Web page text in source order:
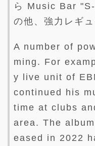
ら Music Bar "S-
の他、強力レギ
A number of
ming. For
y live unit of
continued his
time at clubs
area. The
eased in 2022